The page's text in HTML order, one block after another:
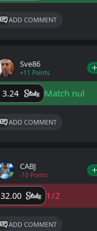
ADD COMMENT
Sve86
+11 Points
3.24 Match nul
ADD COMMENT
CABJ
-10 Points
32.00 1/2
ADD COMMENT